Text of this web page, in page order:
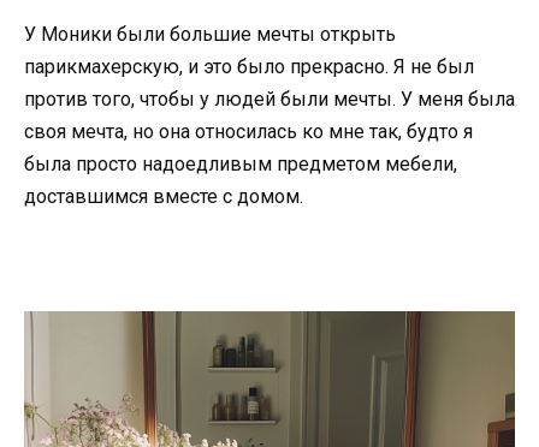
У Моники были большие мечты открыть
парикмахерскую, и это было прекрасно. Я не был
против того, чтобы у людей были мечты. У меня была
своя мечта, но она относилась ко мне так, будто я
была просто надоедливым предметом мебели,
доставшимся вместе с домом.